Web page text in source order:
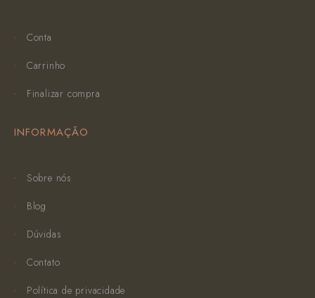
Conta
Carrinho
Finalizar compra
INFORMAÇÃO
Sobre nós
Blog
Dúvidas
Contato
Política de privacidade